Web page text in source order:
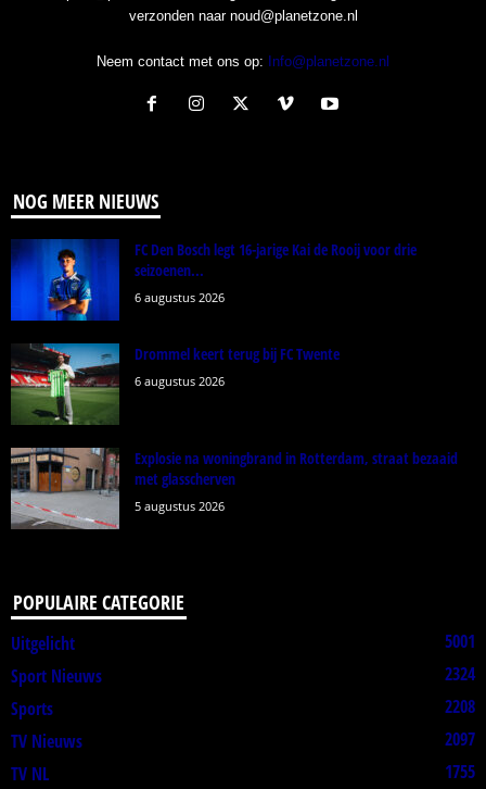
verzonden naar noud@planetzone.nl
Neem contact met ons op: Info@planetzone.nl
NOG MEER NIEUWS
FC Den Bosch legt 16-jarige Kai de Rooij voor drie
seizoenen...
6 augustus 2026
Drommel keert terug bij FC Twente
6 augustus 2026
Explosie na woningbrand in Rotterdam, straat bezaaid
met glasscherven
5 augustus 2026
POPULAIRE CATEGORIE
Uitgelicht
5001
Sport Nieuws
2324
Sports
2208
TV Nieuws
2097
TV NL
1755